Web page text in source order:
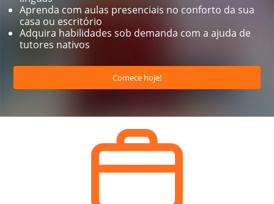
Aprenda com aulas presenciais no conforto da sua
casa ou escritório
Adquira habilidades sob demanda com a ajuda de
tutores nativos
Comece hoje!